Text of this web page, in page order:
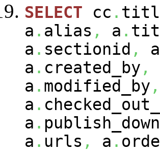
SELECT cc .
a . alias , a .
a . sectionid , a
a . created_by ,
a . modified_by ,
a .
a . publish_down
a . urls , a .